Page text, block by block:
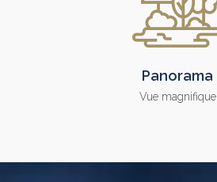
Panorama
Vue magnifique